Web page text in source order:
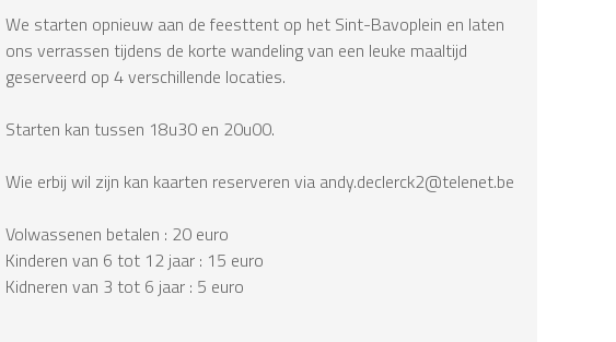
We starten opnieuw aan de feesttent op het Sint-Bavoplein en laten
ons verrassen tijdens de korte wandeling van een leuke maaltijd
geserveerd op 4 verschillende locaties.
Starten kan tussen 18u30 en 20u00.
Wie erbij wil zijn kan kaarten reserveren via andy.declerck2@telenet.be
Volwassenen betalen : 20 euro
Kinderen van 6 tot 12 jaar : 15 euro
Kidneren van 3 tot 6 jaar : 5 euro